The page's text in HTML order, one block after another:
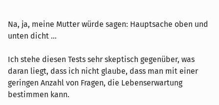
Na, ja, meine Mutter würde sagen: Hauptsache oben und
unten dicht ...
Ich stehe diesen Tests sehr skeptisch gegenüber, was
daran liegt, dass ich nicht glaube, dass man mit einer
geringen Anzahl von Fragen, die Lebenserwartung
bestimmen kann.